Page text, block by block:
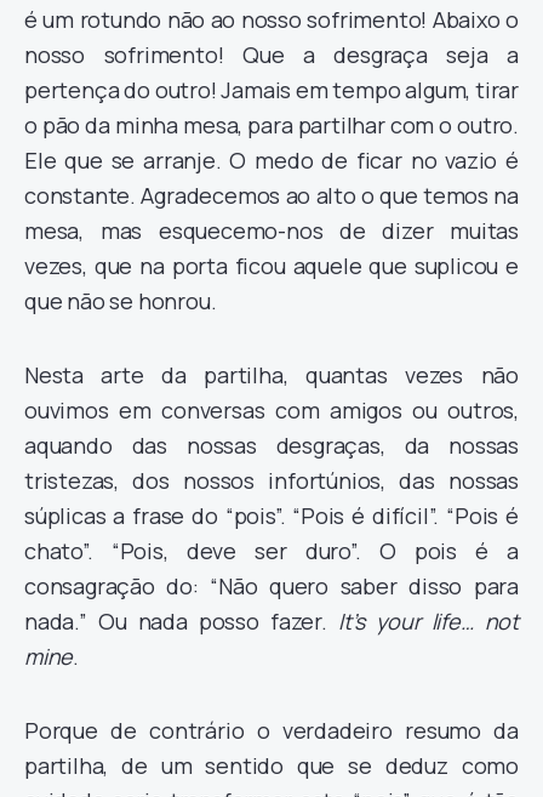
é um rotundo não ao nosso sofrimento! Abaixo o
nosso sofrimento! Que a desgraça seja a
pertença do outro! Jamais em tempo algum, tirar
o pão da minha mesa, para partilhar com o outro.
Ele que se arranje. O medo de ficar no vazio é
constante. Agradecemos ao alto o que temos na
mesa, mas esquecemo-nos de dizer muitas
vezes, que na porta ficou aquele que suplicou e
que não se honrou.
Nesta arte da partilha, quantas vezes não
ouvimos em conversas com amigos ou outros,
aquando das nossas desgraças, da nossas
tristezas, dos nossos infortúnios, das nossas
súplicas a frase do “pois”. “Pois é difícil”. “Pois é
chato”. “Pois, deve ser duro”. O pois é a
consagração do: “Não quero saber disso para
nada.” Ou nada posso fazer. It’s your life… not
mine.
Porque de contrário o verdadeiro resumo da
partilha, de um sentido que se deduz como